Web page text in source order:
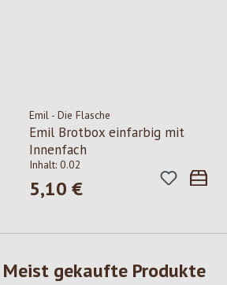
Emil - Die Flasche
Emil Brotbox einfarbig mit
Innenfach
Inhalt: 0.02
Regulärer Preis:
5,10 €
Meist gekaufte Produkte